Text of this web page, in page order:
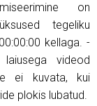
on
tegeliku
kellaga. -
laiusega videod
ei kuvata, kui
plokis lubatud.